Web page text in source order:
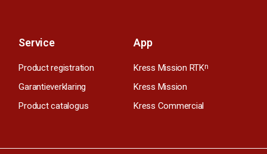
Service
Product registration
Garantieverklaring
Product catalogus
App
Kress Mission RTKn
Kress Mission
Kress Commercial